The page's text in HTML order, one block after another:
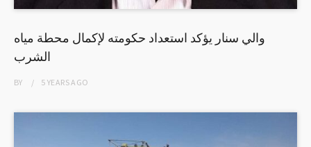
والي سنار يؤكد استعداد حكومته لإكمال محطة مياه
الشرب
BY 5 YEARSAGO